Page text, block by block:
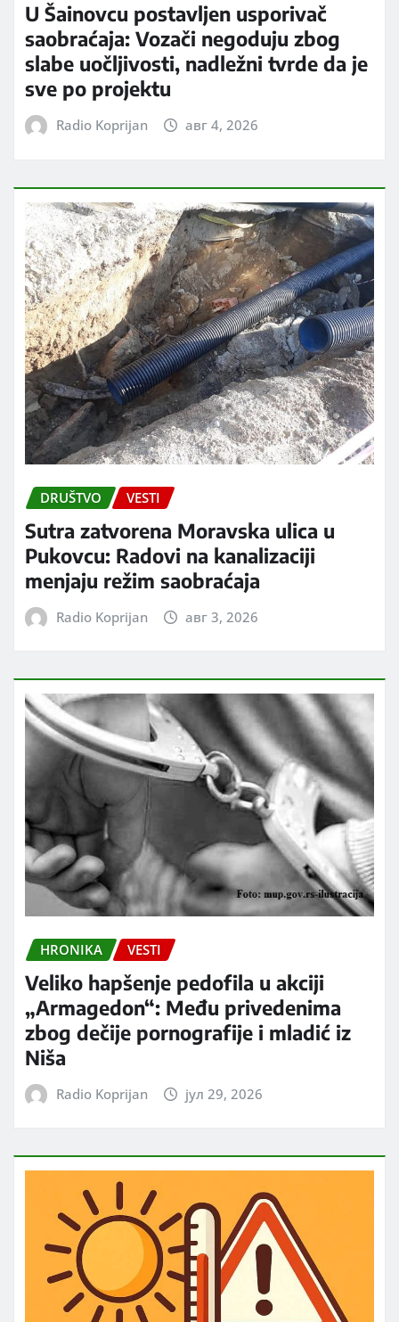
U Šainovcu postavljen usporivač
saobraćaja: Vozači negoduju zbog
slabe uočljivosti, nadležni tvrde da je
sve po projektu
Radio Koprijan авг 4, 2026
DRUŠTVO VESTI
Sutra zatvorena Moravska ulica u
Pukovcu: Radovi na kanalizaciji
menjaju režim saobraćaja
Radio Koprijan авг 3, 2026
HRONIKA VESTI
Veliko hapšenje pedofila u akciji
„Armagedon“: Među privedenima
zbog dečije pornografije i mladić iz
Niša
Radio Koprijan јул 29, 2026